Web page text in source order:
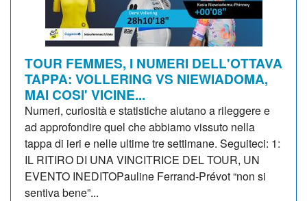
TOUR FEMMES, I NUMERI DELL'OTTAVA
TAPPA: VOLLERING VS NIEWIADOMA,
MAI COSI' VICINE...
Numeri, curiosità e statistiche aiutano a rileggere e
ad approfondire quel che abbiamo vissuto nella
tappa di ieri e nelle ultime tre settimane. Seguiteci: 1:
IL RITIRO DI UNA VINCITRICE DEL TOUR, UN
EVENTO INEDITOPauline Ferrand-Prévot “non si
sentiva bene”...